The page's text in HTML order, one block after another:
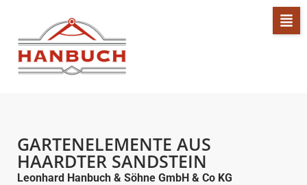
GARTENELEMENTE AUS
HAARDTER SANDSTEIN
Leonhard Hanbuch & Söhne GmbH & Co KG